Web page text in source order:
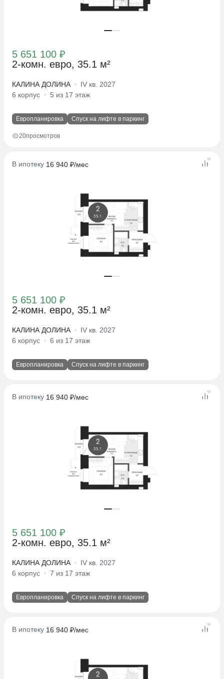
5 651 100 ₽
2-комн. евро, 35.1 м²
КАЛИНА ДОЛИНА
IV кв. 2027
6 корпус
5 из 17 этаж
Европланировка Спуск на лифте в паркинг
20просмотров
В ипотеку 16 940 ₽/мес
5 651 100 ₽
2-комн. евро, 35.1 м²
КАЛИНА ДОЛИНА
IV кв. 2027
6 корпус
6 из 17 этаж
Европланировка Спуск на лифте в паркинг
В ипотеку 16 940 ₽/мес
5 651 100 ₽
2-комн. евро, 35.1 м²
КАЛИНА ДОЛИНА
IV кв. 2027
6 корпус
7 из 17 этаж
Европланировка Спуск на лифте в паркинг
В ипотеку 16 940 ₽/мес